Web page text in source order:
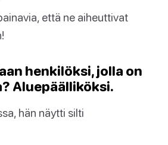
että ne aiheuttivat
henkilöksi, jolla on
Aluepäälliköksi.
hän näytti silti